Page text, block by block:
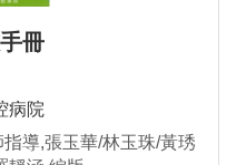
冊
病院
導,張玉華/林玉珠/黃琇